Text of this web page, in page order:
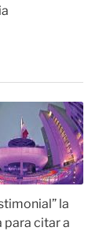
la
citar a